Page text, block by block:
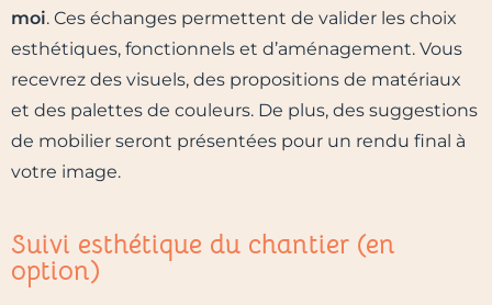
moi. Ces échanges permettent de valider les choix
esthétiques, fonctionnels et d’aménagement. Vous
recevrez des visuels, des propositions de matériaux
et des palettes de couleurs. De plus, des suggestions
de mobilier seront présentées pour un rendu final à
votre image.
Suivi esthétique du chantier (en
option)